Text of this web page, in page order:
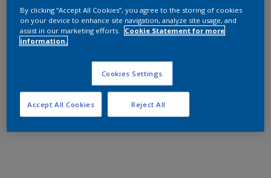
By clicking “Accept All Cookies”, you agree to the storing of cookies
on your device to enhance site navigation, analyze site usage, and
assist in our marketing efforts.
Cookie Statement for more
information.
Cookies Settings
Reject All
Accept All Cookies